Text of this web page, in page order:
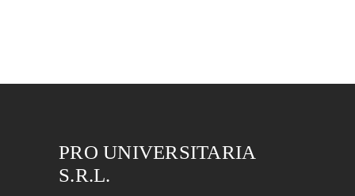
PRO UNIVERSITARIA
S.R.L.